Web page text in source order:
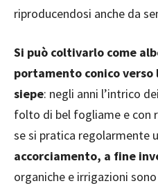
riproducendosi anche da
Si può coltivarlo come
portamento conico verso
siepe: negli anni l’intrico
folto di bel fogliame e con
se si pratica regolarmente
accorciamento, a fine
organiche e irrigazioni